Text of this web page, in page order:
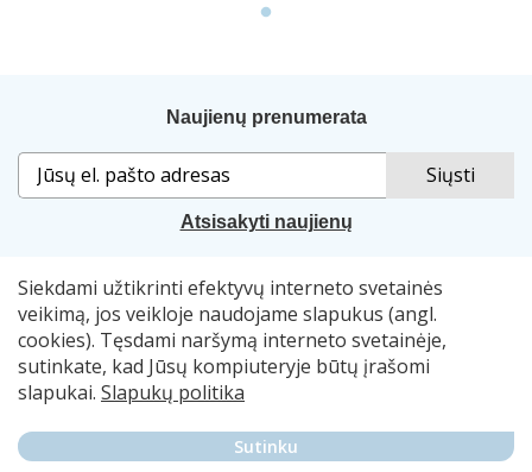
Siekdami užtikrinti efektyvų interneto svetainės
veikimą, jos veikloje naudojame slapukus (angl.
cookies). Tęsdami naršymą interneto svetainėje,
sutinkate, kad Jūsų kompiuteryje būtų įrašomi
slapukai. Slapukų politika
Sutinku
Naujienų prenumerata
Atsisakyti naujienų
Sprendimas: „Idamas“ . Naudojama „Smart Web“
sistema.
© 2007–2026 Lietuvos nacionalinė Martyno Mažvydo
biblioteka, el. p.skaitymometai@lnb.lt
Autorių teisės. Publikuojamų duomenų naudojimas